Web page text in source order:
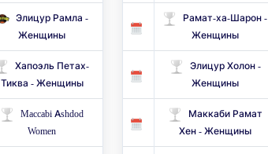
Элицур Рамла -
Женщины
Хапоэль Петах-
Тиква - Женщины
Maccabi Ashdod
Women
Рамат-ха-Шарон -
Женщины
Элицур Холон -
Женщины
Маккаби Рамат
Хен - Женщины